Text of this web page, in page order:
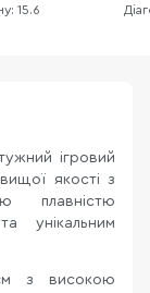
15.6
ігровий
якості з
плавністю
унікальним
з високою